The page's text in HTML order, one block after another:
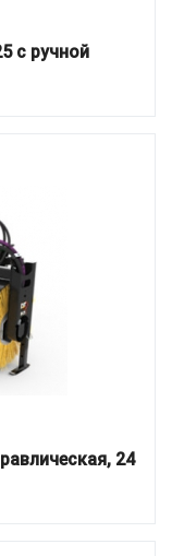
с ручной
24